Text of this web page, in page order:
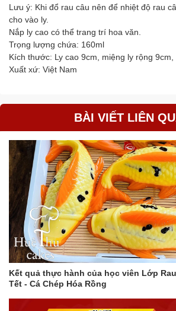
Lưu ý: Khi đổ rau câu nên để nhiệt độ rau
cho vào ly.
Nắp ly cao có thể trang trí hoa văn.
Trọng lượng chứa: 160ml
Kích thước: Ly cao 9cm, miệng ly rộng 9cm,
Xuất xứ: Việt Nam
BÀI VIẾT LIÊN
Kết quả thực hành của học viên Lớp
Tết - Cá Chép Hóa Rồng